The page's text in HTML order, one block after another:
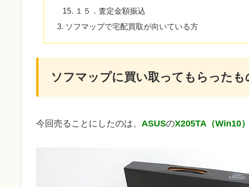
１５．査定金額振込
ソフマップで宅配買取が向いている方
ソフマップに買い取ってもらったも
今回売ることにしたのは、 ASUSのX205TA（Win10）